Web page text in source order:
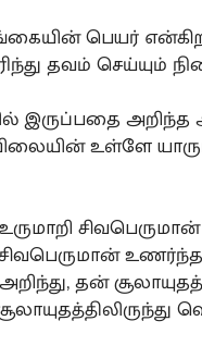
பெயர்
தவம் செய்யும்
இருப்பதை
கயிலையின் உள்ளே
உருமாறி
தன்